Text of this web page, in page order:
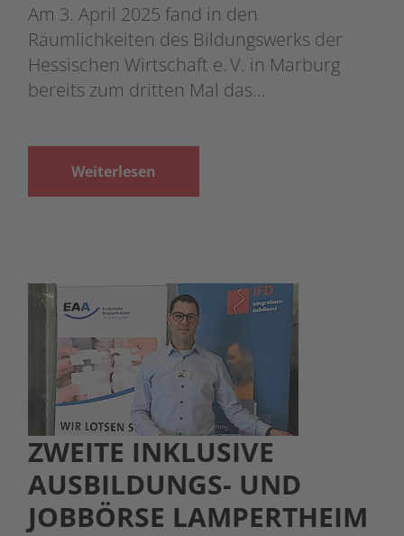
Am 3. April 2025 fand in den
Räumlichkeiten des Bildungswerks der
Hessischen Wirtschaft e. V. in Marburg
bereits zum dritten Mal das…
Weiterlesen
ZWEITE INKLUSIVE
AUSBILDUNGS- UND
JOBBÖRSE LAMPERTHEIM